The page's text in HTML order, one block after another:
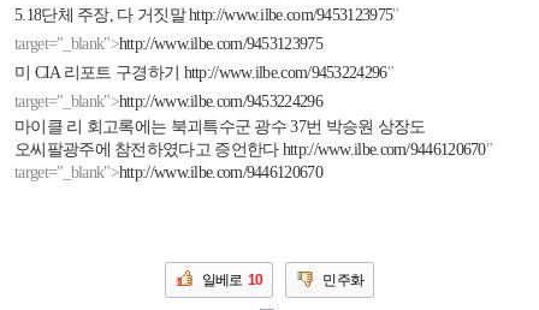
5.18단체 주장, 다 거짓말 http://www.ilbe.com/9453123975"
target="_blank">http://www.ilbe.com/9453123975
미 CIA 리포트 구경하기 http://www.ilbe.com/9453224296"
target="_blank">http://www.ilbe.com/9453224296
마이클 리 회고록에는 북괴특수군 광수 37번 박승원 상장도
오씨팔광주에 참전하였다고 증언한다 http://www.ilbe.com/9446120670"
target="_blank">http://www.ilbe.com/9446120670
일베로 10 민주화